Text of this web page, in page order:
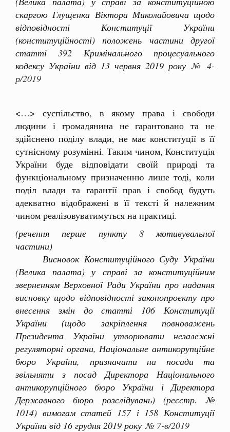
скаргою Глущенка Віктора Миколайовича щодо
відповідності Конституції України
(конституційності) положень частини другої
статті 392 Кримінального процесуального
кодексу України від 13 червня 2019 року № 4-
р/2019
<…> суспільство, в якому права і свободи
людини і громадянина не гарантовано та не
здійснено поділу влади, не має конституції в її
сутнісному розумінні. Таким чином, Конституція
України буде відповідати своїй природі та
функціональному призначенню лише тоді, коли
поділ влади та гарантії прав і свобод будуть
адекватно відображені в її тексті й належним
чином реалізовуватимуться на практиці.
(речення перше пункту 8 мотивувальної
частини)
Висновок Конституційного Суду України
(Велика палата) у справі за конституційним
зверненням Верховної Ради України про надання
висновку щодо відповідності законопроекту про
внесення змін до статті 106 Конституції
України (щодо закріплення повноважень
Президента України утворювати незалежні
регуляторні органи, Національне антикорупційне
бюро України, призначати на посади та
звільняти з посад Директора Національного
антикорупційного бюро України і Директора
Державного бюро розслідувань) (реєстр. №
1014) вимогам статей 157 і 158 Конституції
України від 16 грудня 2019 року № 7-в/2019